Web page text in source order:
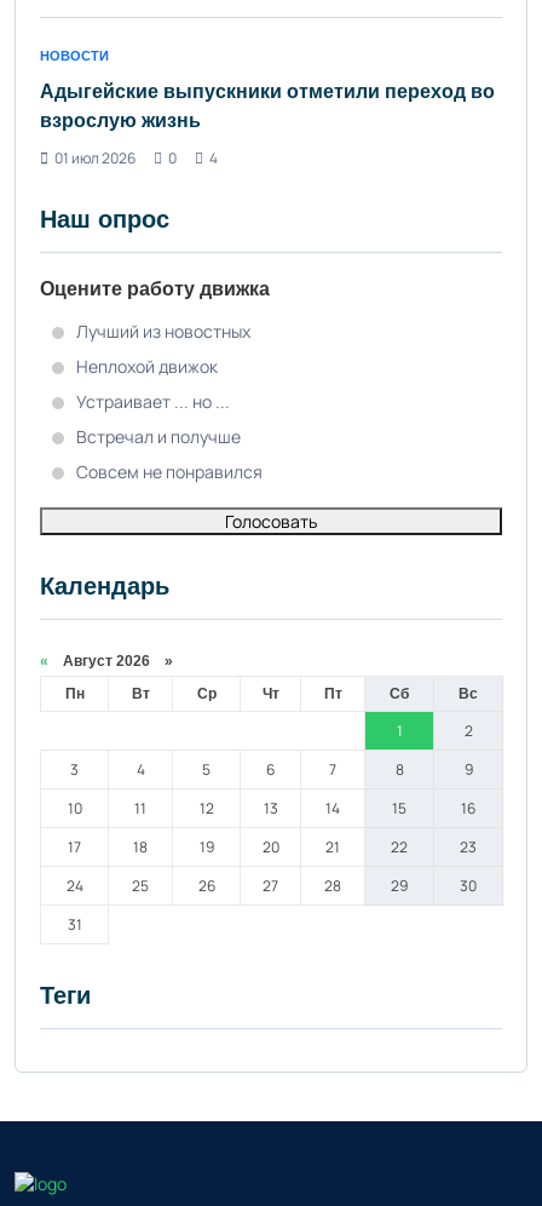
НОВОСТИ
Адыгейские выпускники отметили переход во
взрослую жизнь
01 июл 2026
0 4
Наш опрос
Оцените работу движка
Лучший из новостных
Неплохой движок
Устраивает ... но ...
Встречал и получше
Совсем не понравился
Голосовать
Календарь
« Август 2026 »
Пн
Вт Ср Чт Пт Сб Вс
1
2
3
4 5 6 7 8
9
10
11 12 13 14 15
16
17
18 19 20 21 22
23
24
25 26 27 28 29
30
31
Теги